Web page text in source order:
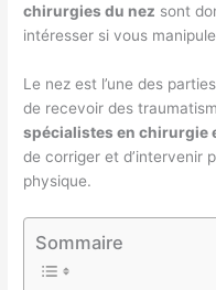
chirurgies du nez sont
intéresser si vous
Le nez est l’une des
de recevoir des
spécialistes en chirurgie
de corriger et d’intervenir
physique.
Sommaire